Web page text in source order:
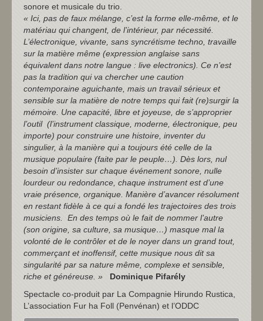
sonore et musicale du trio.
« Ici, pas de faux mélange, c’est la forme elle-même, et le
matériau qui changent, de l’intérieur, par nécessité.
L’électronique, vivante, sans syncrétisme techno, travaille
sur la matière même (expression anglaise sans
équivalent dans notre langue : live electronics). Ce n’est
pas la tradition qui va chercher une caution
contemporaine aguichante, mais un travail sérieux et
sensible sur la matière de notre temps qui fait (re)surgir la
mémoire. Une capacité, libre et joyeuse, de s’approprier
l’outil (l’instrument classique, moderne, électronique, peu
importe) pour construire une histoire, inventer du
singulier, à la manière qui a toujours été celle de la
musique populaire (faite par le peuple…). Dès lors, nul
besoin d’insister sur chaque événement sonore, nulle
lourdeur ou redondance, chaque instrument est d’une
vraie présence, organique. Manière d’avancer résolument
en restant fidèle à ce qui a fondé les trajectoires des trois
musiciens. En des temps où le fait de nommer l’autre
(son origine, sa culture, sa musique…) masque mal la
volonté de le contrôler et de le noyer dans un grand tout,
commerçant et inoffensif, cette musique nous dit sa
singularité par sa nature même, complexe et sensible,
riche et généreuse. »
Dominique Pifarély
Spectacle co-produit par La Compagnie Hirundo Rustica,
L’association Fur ha Foll (Penvénan) et l’ODDC